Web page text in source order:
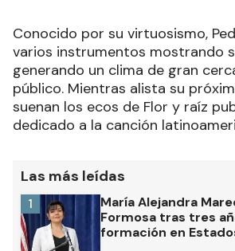
Conocido por su virtuosismo,
varios instrumentos mostrando
generando un clima de gran
público. Mientras alista su
suenan los ecos de Flor y raíz
dedicado a la canción
Las más leídas
María Alejandra
Formosa tras tres
formación en
1